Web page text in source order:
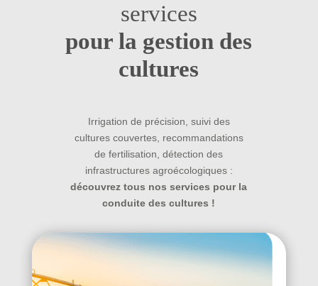
services
pour la gestion des
cultures
Irrigation de précision, suivi des
cultures couvertes, recommandations
de fertilisation, détection des
infrastructures agroécologiques :
découvrez tous nos services pour la
conduite des cultures !